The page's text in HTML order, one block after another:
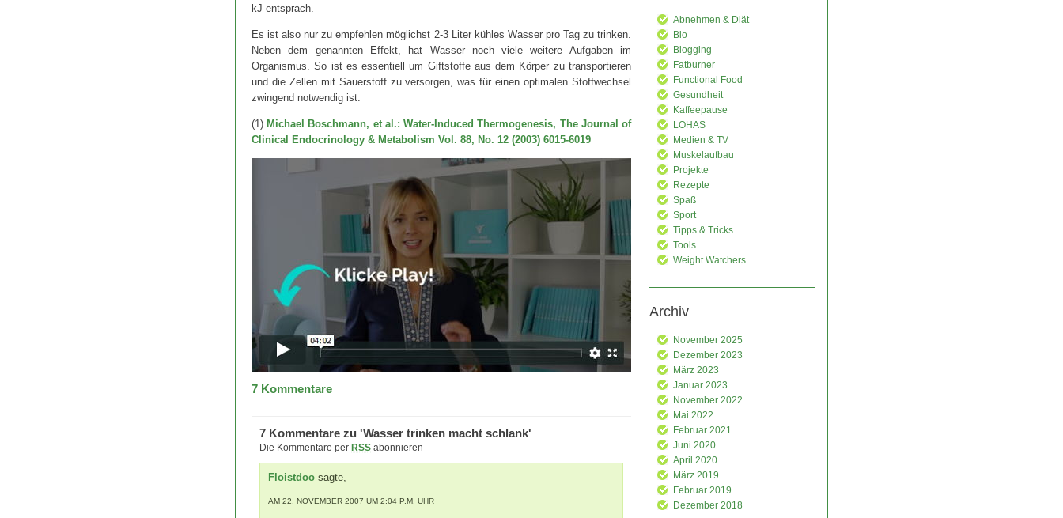
kJ entsprach.
Es ist also nur zu empfehlen möglichst 2-3 Liter kühles Wasser pro Tag zu trinken.
Neben dem genannten Effekt, hat Wasser noch viele weitere Aufgaben im
Organismus. So ist es essentiell um Giftstoffe aus dem Körper zu transportieren
und die Zellen mit Sauerstoff zu versorgen, was für einen optimalen Stoffwechsel
zwingend notwendig ist.
(1) Michael Boschmann, et al.: Water-Induced Thermogenesis, The Journal of
Clinical Endocrinology & Metabolism Vol. 88, No. 12 (2003) 6015-6019
7 Kommentare
7 Kommentare zu 'Wasser trinken macht schlank'
Die Kommentare per RSS abonnieren
Floistdoo sagte,
AM 22. NOVEMBER 2007 UM 2:04 P.M. UHR
Abnehmen & Diät
Bio
Blogging
Fatburner
Functional Food
Gesundheit
Kaffeepause
LOHAS
Medien & TV
Muskelaufbau
Projekte
Rezepte
Spaß
Sport
Tipps & Tricks
Tools
Weight Watchers
Archiv
November 2025
Dezember 2023
März 2023
Januar 2023
November 2022
Mai 2022
Februar 2021
Juni 2020
April 2020
März 2019
Februar 2019
Dezember 2018